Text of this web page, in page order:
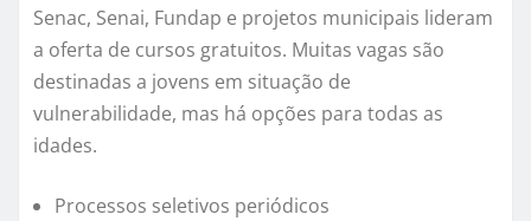
Senac, Senai, Fundap e projetos municipais lideram
a oferta de cursos gratuitos. Muitas vagas são
destinadas a jovens em situação de
vulnerabilidade, mas há opções para todas as
idades.
Processos seletivos periódicos